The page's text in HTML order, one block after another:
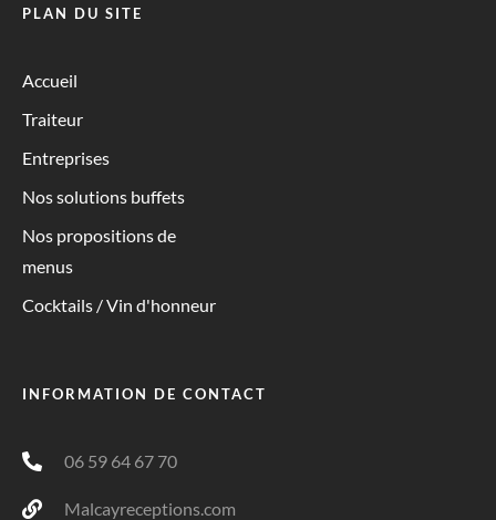
PLAN DU SITE
Accueil
Traiteur
Entreprises
Nos solutions buffets
Nos propositions de
menus
Cocktails / Vin d'honneur
INFORMATION DE CONTACT
06 59 64 67 70
Malcayreceptions.com